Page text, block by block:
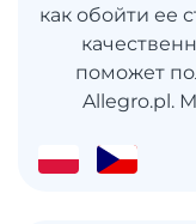
как обойти ее
поможет
Allegro.pl.